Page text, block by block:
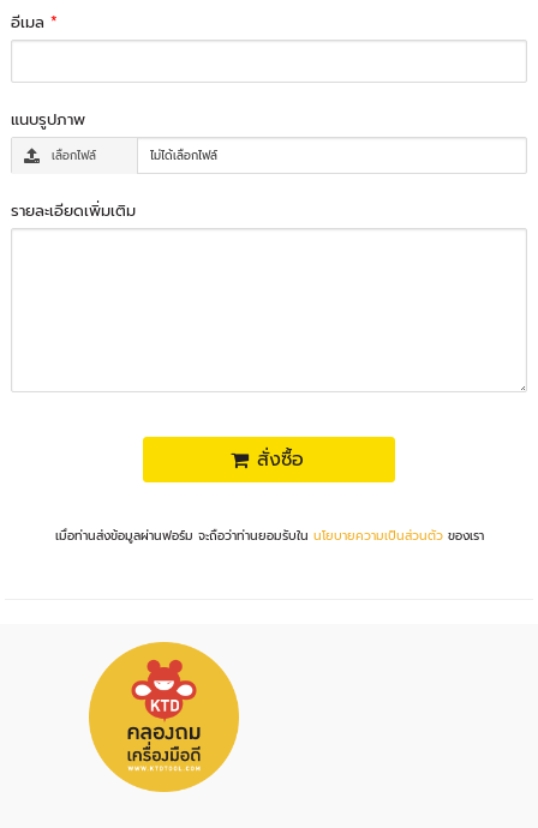
อีเมล*
แนบรูปภาพ
เลือกไฟล์ ไม่ได้เลือกไฟล์
รายละเอียดเพิ่มเติม
สั่งซื้อ
เมื่อท่านส่งข้อมูลผ่านฟอร์ม จะถือว่าท่านยอมรับใน นโยบายความเป็นส่วนตัวของเรา